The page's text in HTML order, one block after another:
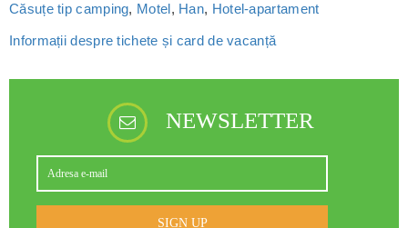
Căsuțe tip camping, Motel, Han, Hotel-apartament
Informații despre tichete și card de vacanță
NEWSLETTER
SIGN UP